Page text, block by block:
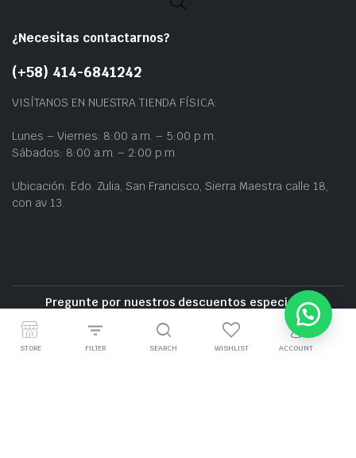
¿Necesitas contactarnos?
(+58) 414-6841242
VISÍTANOS EN NUESTRA TIENDA FÍSICA:
Lunes – Viernes: 8:00 a.m. – 5:00 p.m.
Sábados: 8:00 a.m. – 2:00 p.m.
Ubicación: Edo. Zulia, San Francisco, Sierra Maestra calle 18,
con av 13.
Pregunte por nuestros descuentos especiales
Entrega gratuita cerca de la zona
STORE FILTER SEARCH WISHLIST ACCOUNT